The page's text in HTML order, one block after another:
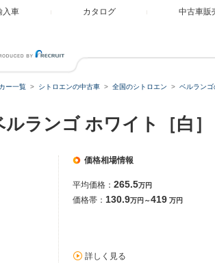
入車 カタログ 中古車販
ー一覧 シトロエンの中古車 全国のシトロエン ベルラン
ランゴ ホワイト［白
価格相場情報
平均価格： 265.5万円
価格帯： 130.9万円～419 万円
詳しく見る